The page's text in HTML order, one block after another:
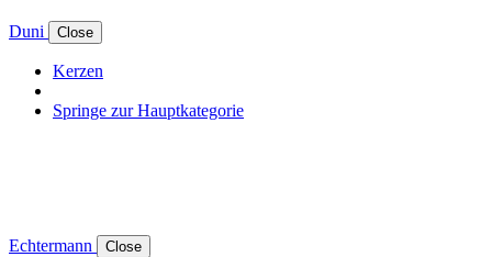
Duni Close
Kerzen
Springe zur Hauptkategorie
Echtermann Close